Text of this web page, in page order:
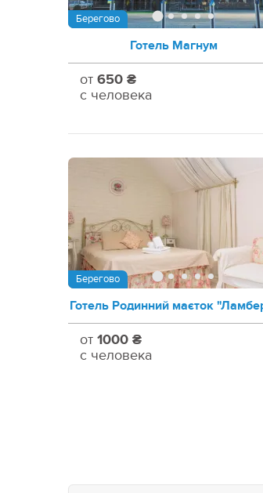
Берегово
Готель Магнум
от 650 ₴
с человека
Берегово
Готель Родинний маєток
от 1000 ₴
с человека